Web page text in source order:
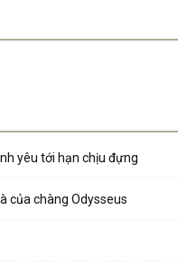
yêu tới hạn chịu đựng
của chàng Odysseus